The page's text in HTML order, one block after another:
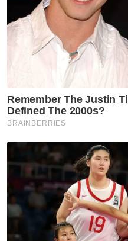
Muat turun aplikasi
Ketua Hakim Negara
Rafizi Ramli